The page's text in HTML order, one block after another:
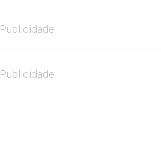
Publicidade
Publicidade